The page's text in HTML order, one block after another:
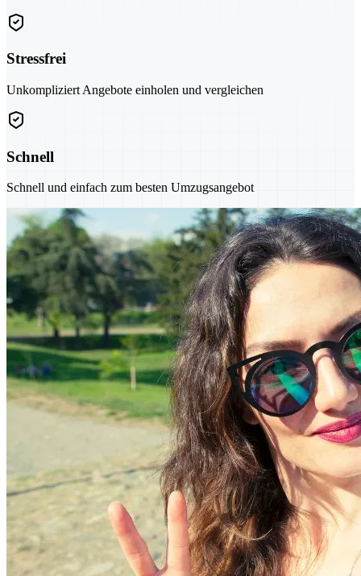
Stressfrei
Unkompliziert Angebote einholen und vergleichen
Schnell
Schnell und einfach zum besten Umzugsangebot